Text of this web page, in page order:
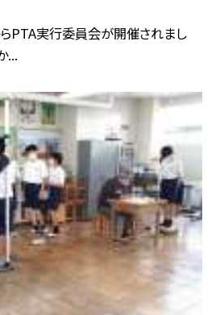
らPTA実行委員会が開催されまし
...